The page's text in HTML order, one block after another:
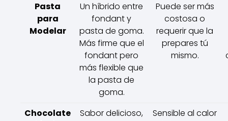
Pasta
para
Modelar
Un híbrido entre
fondant y
pasta de goma.
Más firme que el
fondant pero
más flexible que
la pasta de
goma.
Puede ser más
costosa o
requerir que la
prepares tú
mismo.
Chocolate
Sabor delicioso,
Sensible al calor